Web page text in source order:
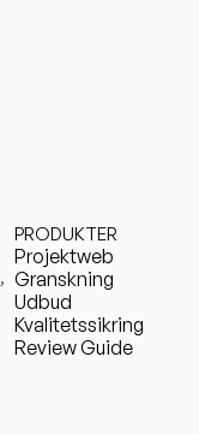
PRODUKTER
Projektweb
Granskning
Udbud
Kvalitetssikring
Review Guide